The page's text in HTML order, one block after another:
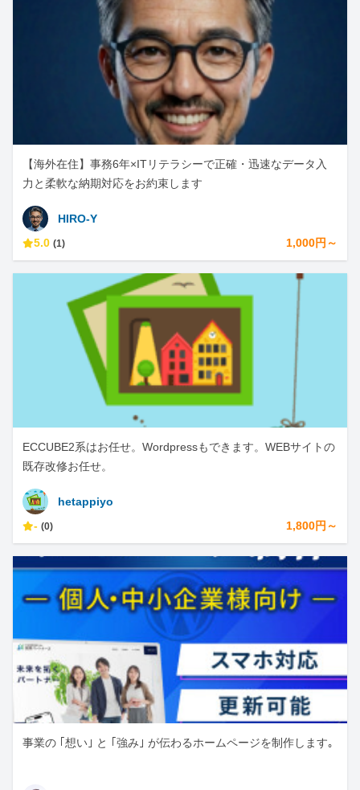
【海外在住】事務6年×ITリテラシーで正確・迅速なデータ入
力と柔軟な納期対応をお約束します
HIRO-Y
5.0 (1) 1,000円～
ECCUBE2系はお任せ。Wordpressもできます。WEBサイトの
既存改修お任せ。
hetappiyo
- (0) 1,800円～
事業の ｢想い｣ と ｢強み｣ が伝わるホームページを制作します｡